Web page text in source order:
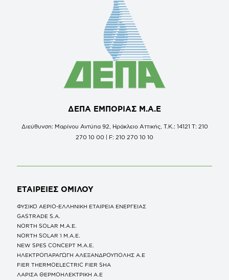
ΔΕΠΑ ΕΜΠΟΡΙΑΣ Μ.Α.Ε
Διεύθυνση: Μαρίνου Αντύπα 92, Ηράκλειο Αττικής, Τ.Κ.: 14121 Τ: 210
270 10 00 | F: 210 270 10 10
ΕΤΑΙΡΕΙΕΣ ΟΜΙΛΟΥ
ΦΥΣΙΚΟ ΑΕΡΙΟ-ΕΛΛΗΝΙΚΗ ΕΤΑΙΡΕΙΑ ΕΝΕΡΓΕΙΑΣ
GASTRADE S.A.
NORTH SOLAR M.Α.Ε.
NORTH SOLAR 1 M.Α.Ε.
NEW SPES CONCEPT Μ.Α.Ε.
ΗΛΕΚΤΡΟΠΑΡΑΓΩΓΗ ΑΛΕΞΑΝΔΡΟΥΠΟΛΗΣ A.E
FIER THERMOELECTRIC FIER SHA
ΛΑΡΙΣΑ ΘΕΡΜΟΗΛΕΚΤΡΙΚΗ A.E